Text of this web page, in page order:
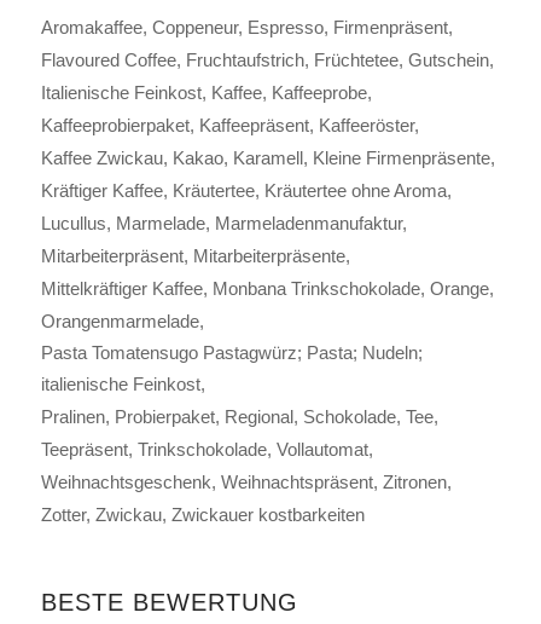
Aromakaffee Coppeneur Espresso Firmenpräsent
Flavoured Coffee Fruchtaufstrich Früchtetee Gutschein
Italienische Feinkost Kaffee Kaffeeprobe
Kaffeeprobierpaket Kaffeepräsent Kaffeeröster
Kaffee Zwickau Kakao Karamell Kleine Firmenpräsente
Kräftiger Kaffee Kräutertee Kräutertee ohne Aroma
Lucullus Marmelade Marmeladenmanufaktur
Mitarbeiterpräsent Mitarbeiterpräsente
Mittelkräftiger Kaffee Monbana Trinkschokolade Orange
Orangenmarmelade
Pasta Tomatensugo Pastagwürz; Pasta; Nudeln;
italienische Feinkost
Pralinen Probierpaket Regional Schokolade Tee
Teepräsent Trinkschokolade Vollautomat
Weihnachtsgeschenk Weihnachtspräsent Zitronen
Zotter Zwickau Zwickauer kostbarkeiten
BESTE BEWERTUNG